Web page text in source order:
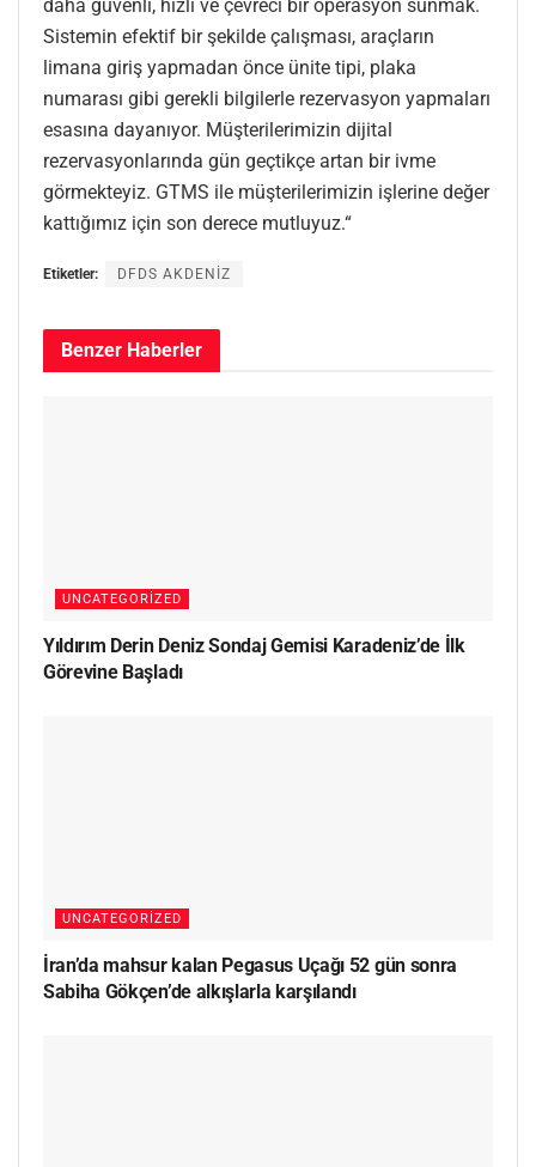
daha güvenli, hızlı ve çevreci bir operasyon sunmak.
Sistemin efektif bir şekilde çalışması, araçların
limana giriş yapmadan önce ünite tipi, plaka
numarası gibi gerekli bilgilerle rezervasyon yapmaları
esasına dayanıyor. Müşterilerimizin dijital
rezervasyonlarında gün geçtikçe artan bir ivme
görmekteyiz. GTMS ile müşterilerimizin işlerine değer
kattığımız için son derece mutluyuz.“
Etiketler: DFDS AKDENİZ
Benzer Haberler
UNCATEGORIZED
Yıldırım Derin Deniz Sondaj Gemisi Karadeniz’de İlk
Görevine Başladı
UNCATEGORIZED
İran’da mahsur kalan Pegasus Uçağı 52 gün sonra
Sabiha Gökçen’de alkışlarla karşılandı